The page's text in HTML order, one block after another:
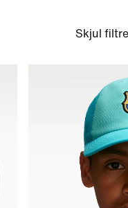
Skjul filtre